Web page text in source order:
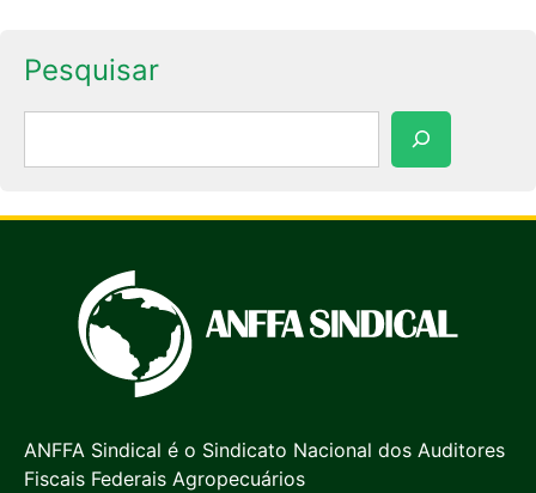
Pesquisar
ANFFA Sindical é o Sindicato Nacional dos Auditores
Fiscais Federais Agropecuários